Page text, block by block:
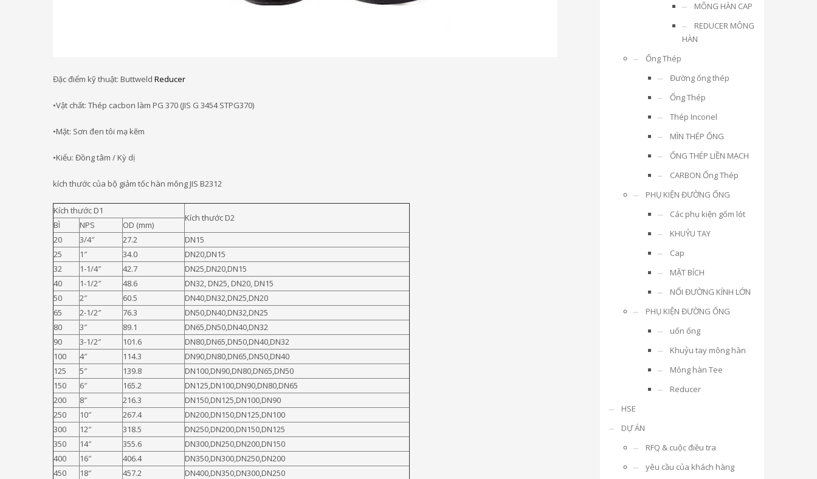
Đặc điểm kỹ thuật: Buttweld Reducer
•Vật chất: Thép cacbon làm PG 370 (JIS G 3454 STPG370)
•Mặt: Sơn đen tôi mạ kẽm
•Kiểu: Đồng tâm / Kỳ dị
kích thước của bộ giảm tốc hàn mông JIS B2312
Kích thước D1
Kích thước D2
BÌ NPS
OD (mm)
20
3/4″ 27.2
DN15
25
1″ 34.0
DN20,DN15
32
1-1/4″ 42.7
DN25,DN20,DN15
40
1-1/2″ 48.6
DN32, DN25, DN20, DN15
50
2″ 60.5
DN40,DN32,DN25,DN20
65
2-1/2″ 76.3
DN50,DN40,DN32,DN25
80
3″ 89.1
DN65,DN50,DN40,DN32
90
3-1/2″ 101.6
DN80,DN65,DN50,DN40,DN32
100
4″ 114.3
DN90,DN80,DN65,DN50,DN40
125
5″ 139.8
DN100,DN90,DN80,DN65,DN50
150
6″ 165.2
DN125,DN100,DN90,DN80,DN65
200
8″ 216.3
DN150,DN125,DN100,DN90
250
10″ 267.4
DN200,DN150,DN125,DN100
300
12″ 318.5
DN250,DN200,DN150,DN125
350
14″ 355.6
DN300,DN250,DN200,DN150
400
16″ 406.4
DN350,DN300,DN250,DN200
450
18″ 457.2
DN400,DN350,DN300,DN250
MÔNG HÀN CAP
REDUCER MÔNG
HÀN
Ống Thép
Đường ống thép
Ống Thép
Thép Inconel
MÌN THÉP ỐNG
ỐNG THÉP LIỀN MẠCH
CARBON Ống Thép
PHỤ KIỆN ĐƯỜNG ỐNG
Các phụ kiện gốm lót
KHUỶU TAY
Cap
MẶT BÍCH
NỐI ĐƯỜNG KÍNH LỚN
PHỤ KIỆN ĐƯỜNG ỐNG
uốn ống
Khuỷu tay mông hàn
Mông hàn Tee
Reducer
HSE
DỰ ÁN
RFQ & cuộc điều tra
yêu cầu của khách hàng